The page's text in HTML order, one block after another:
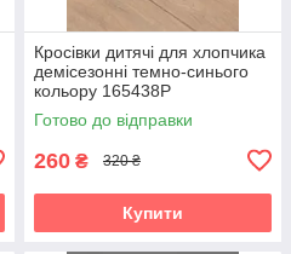
Кросівки дитячі для хлопчика
демісезонні темно-синього
кольору 165438P
Готово до відправки
260 ₴ 320 ₴
Купити